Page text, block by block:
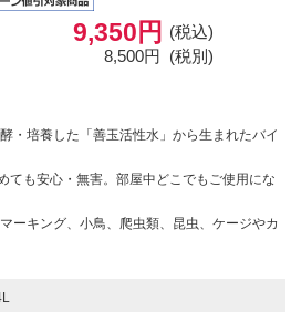
9,350円
(税込)
8,500円 (税別)
・培養した「善玉活性水」から生まれたバイ
ても安心・無害。部屋中どこでもご使用にな
ーキング、小鳥、爬虫類、昆虫、ケージやカ